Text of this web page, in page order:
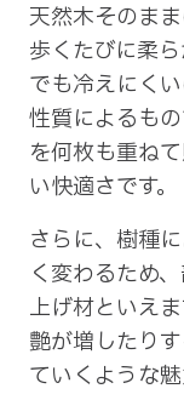
天然木そのま
歩くたびに柔
でも冷えにく
性質によるも
を何枚も重ね
い快適さです。
さらに、樹種
く変わるため
上げ材といえ
艶が増したり
ていくような魅